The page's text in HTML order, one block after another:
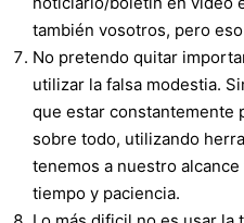
también vosotros, pero
No pretendo quitar
utilizar la falsa modestia.
que estar constantemente
sobre todo, utilizando
tenemos a nuestro
tiempo y paciencia.